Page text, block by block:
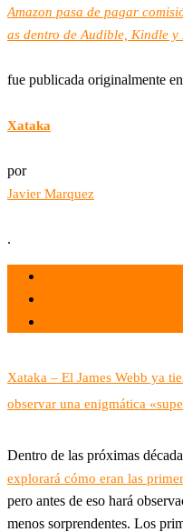
Amazon pasa de pagar
as dentro de Audible, Kindle
fue publicada originalmente en
Xataka
por
Javier Marquez
.
Xataka – El James Webb ya
observar una enigmática
Dentro de las próximas
explorará cómo eran las
pero antes de eso hará
menos sorprendentes. Los